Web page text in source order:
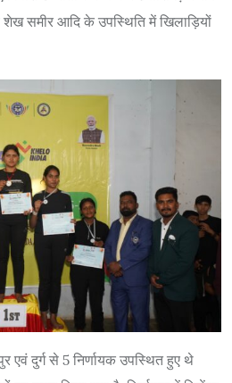
शेख समीर आदि के उपस्थिति में खिलाड़ियों
एवं दुर्ग से 5 निर्णायक उपस्थित हुए थे